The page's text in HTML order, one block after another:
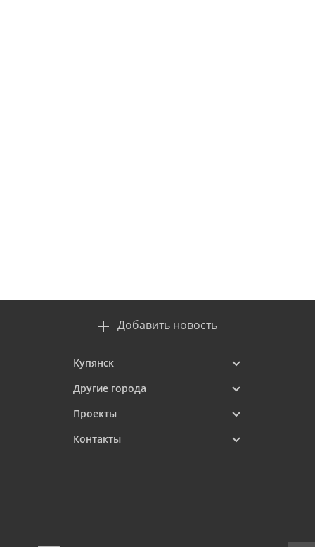
Добавить новость
Купянск
Другие города
Проекты
Контакты